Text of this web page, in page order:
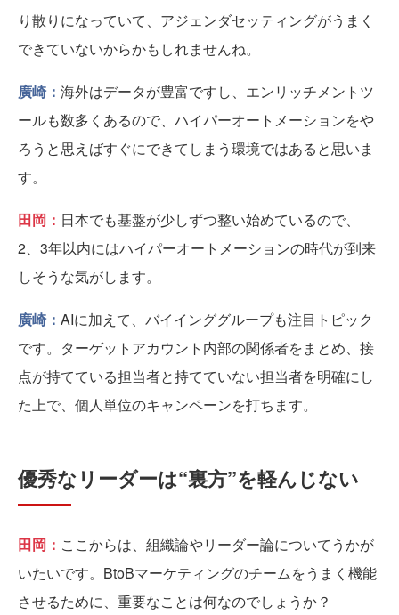
り散りになっていて、アジェンダセッティングがうまく
できていないからかもしれませんね。
廣崎： 海外はデータが豊富ですし、エンリッチメントツ
ールも数多くあるので、ハイパーオートメーションをや
ろうと思えばすぐにできてしまう環境ではあると思いま
す。
田岡： 日本でも基盤が少しずつ整い始めているので、
2、3年以内にはハイパーオートメーションの時代が到来
しそうな気がします。
廣崎： AIに加えて、バイインググループも注目トピック
です。ターゲットアカウント内部の関係者をまとめ、接
点が持てている担当者と持てていない担当者を明確にし
た上で、個人単位のキャンペーンを打ちます。
優秀なリーダーは“裏方”を軽んじない
田岡： ここからは、組織論やリーダー論についてうかが
いたいです。BtoBマーケティングのチームをうまく機能
させるために、重要なことは何なのでしょうか？